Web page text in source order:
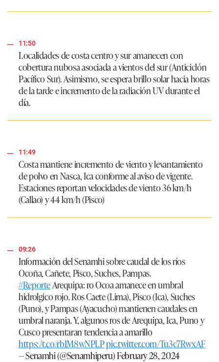
11:50
Localidades de costa centro y sur amanecen con
cobertura nubosa asociada a vientos del sur (Anticiclón
Pacífico Sur). Asimismo, se espera brillo solar hacia horas
de la tarde e incremento de la radiación UV durante el
día.
11:49
Costa mantiene incremento de viento y levantamiento
de polvo en Nasca, Ica conforme al aviso de vigente.
Estaciones reportan velocidades de viento 36 km/h
(Callao) y 44 km/h (Pisco)
09:26
Información del Senamhi sobre caudal de los ríos
Ocoña, Cañete, Pisco, Suches, Pampas.
#ReporteArequipa: ro Ocoa amanece en umbral
hidrolgico rojo. Ros Caete (Lima), Pisco (Ica), Suches
(Puno), y Pampas (Ayacucho) mantienen caudales en
umbral naranja. Y, algunos ros de Arequipa, Ica, Puno y
Cusco presentaran tendencia a amarillo
https://t.co/rbIM8wNPLPpic.twitter.com/Tu3c7RwxAF
— Senamhi (@Senamhiperu)February 28, 2024